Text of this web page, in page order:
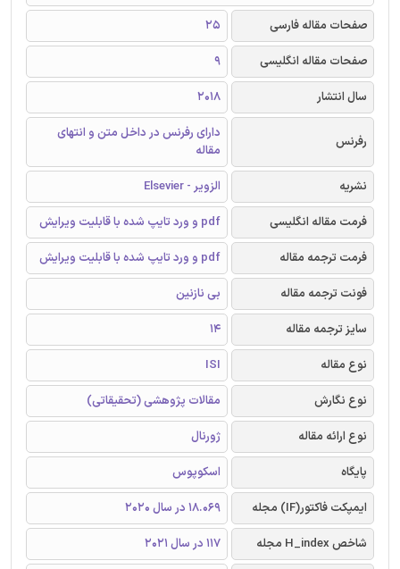
صفحات مقاله فارسی
25
صفحات مقاله انگلیسی
9
سال انتشار
2018
رفرنس
دارای رفرنس در داخل متن و انتهای
مقاله
نشریه
الزویر - Elsevier
فرمت مقاله انگلیسی
pdf و ورد تایپ شده با قابلیت ویرایش
فرمت ترجمه مقاله
pdf و ورد تایپ شده با قابلیت ویرایش
فونت ترجمه مقاله
بی نازنین
سایز ترجمه مقاله
14
نوع مقاله
ISI
نوع نگارش
مقالات پژوهشی (تحقیقاتی)
نوع ارائه مقاله
ژورنال
پایگاه
اسکوپوس
ایمپکت فاکتور(IF) مجله
18.069 در سال 2020
شاخص H_index مجله
117 در سال 2021